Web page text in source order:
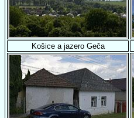
Košice a jazero Geča